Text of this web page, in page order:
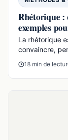
Rhétorique :
exemples
La rhétorique
convaincre,
18 min de